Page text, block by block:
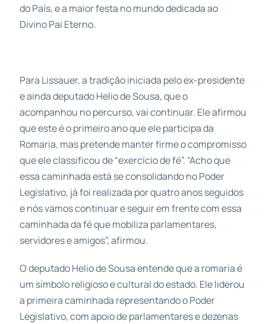
do País, e a maior festa no mundo dedicada ao
Divino Pai Eterno.
Para Lissauer, a tradição iniciada pelo ex-presidente
e ainda deputado Helio de Sousa, que o
acompanhou no percurso, vai continuar. Ele afirmou
que este é o primeiro ano que ele participa da
Romaria, mas pretende manter firme o compromisso
que ele classificou de “exercício de fé”. “Acho que
essa caminhada está se consolidando no Poder
Legislativo, já foi realizada por quatro anos seguidos
e nós vamos continuar e seguir em frente com essa
caminhada da fé que mobiliza parlamentares,
servidores e amigos”, afirmou.
O deputado Helio de Sousa entende que a romaria é
um símbolo religioso e cultural do estado. Ele liderou
a primeira caminhada representando o Poder
Legislativo, com apoio de parlamentares e dezenas